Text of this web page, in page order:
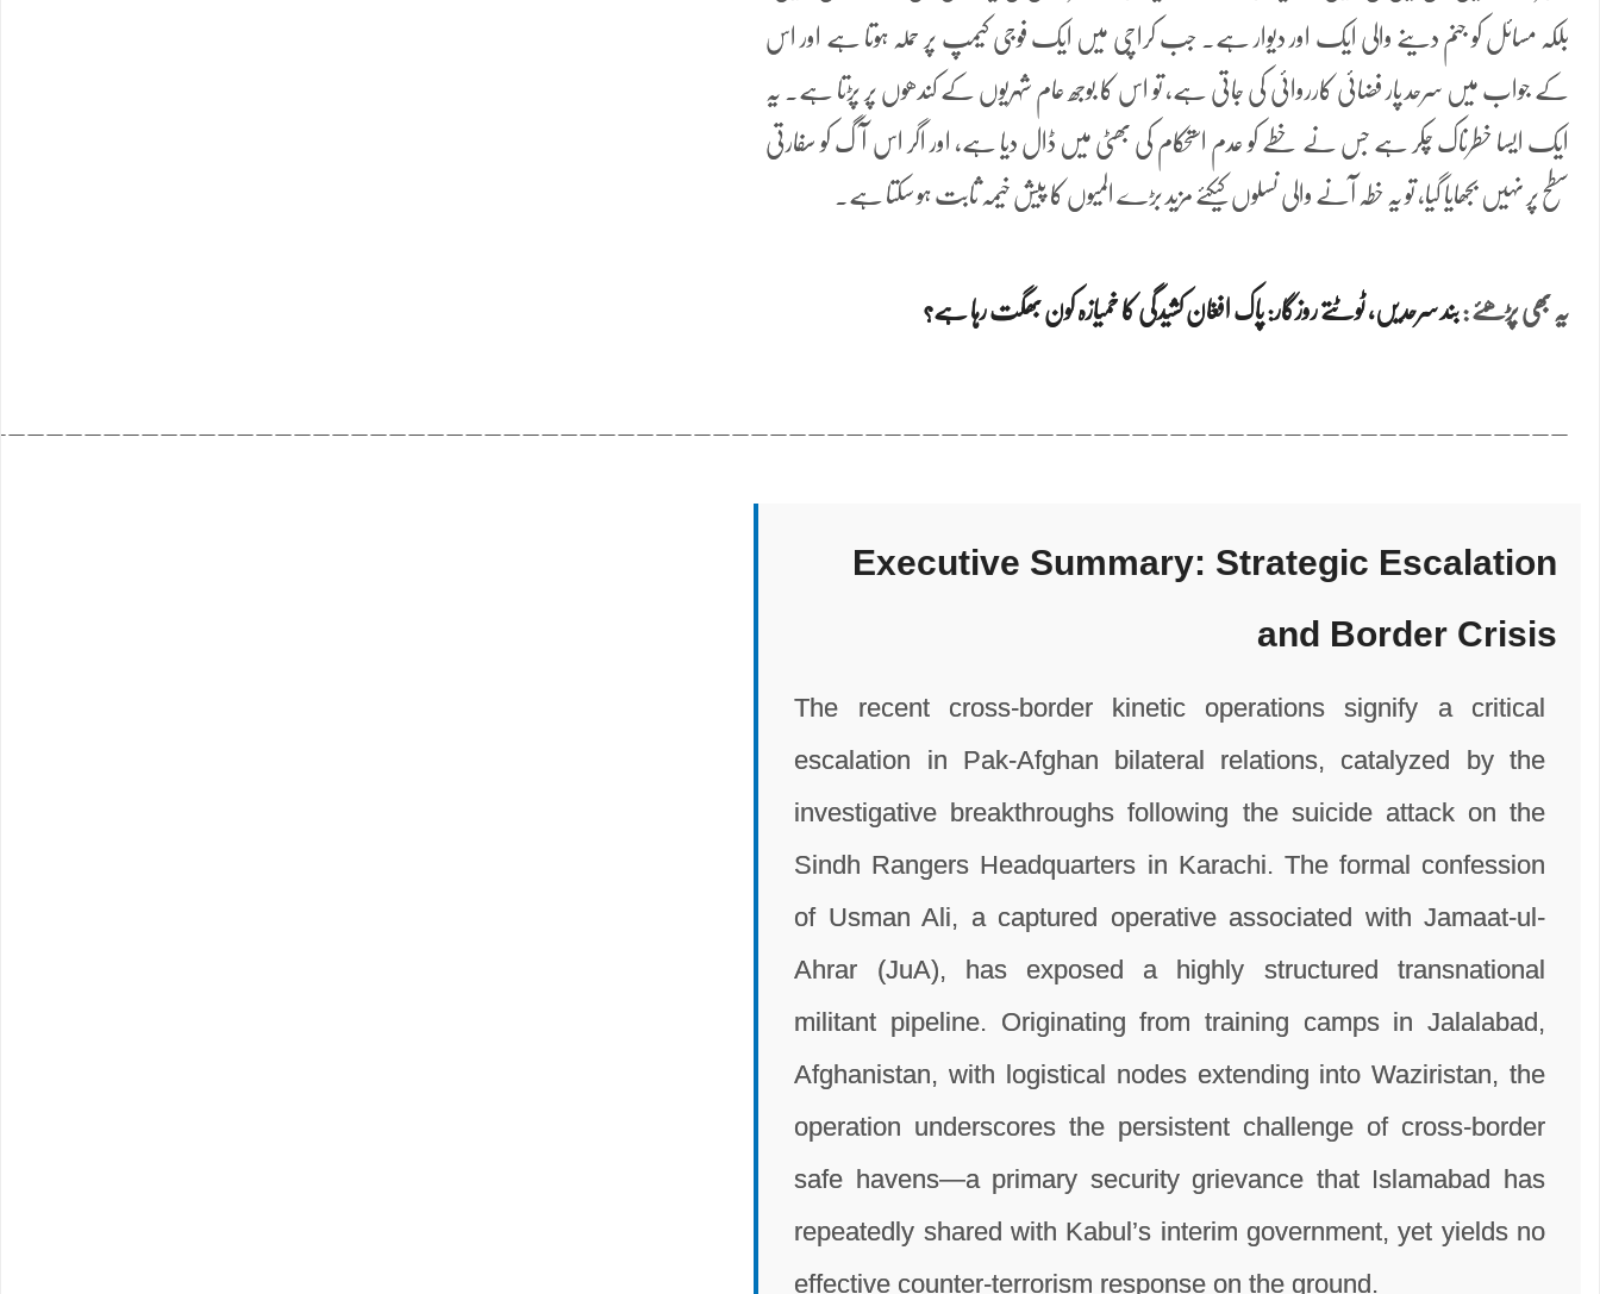
بلکہ مسائل کو جنم دینے والی ایک اور دیوار ہے۔ جب کراچی میں ایک فوجی کیمپ پر حملہ ہوتا ہے اور اس
کے جواب میں سرحد پار فضائی کارروائی کی جاتی ہے، تو اس کا بوجھ عام شہریوں کے کندھوں پر پڑتا ہے۔ یہ
ایک ایسا خطرناک چکر ہے جس نے خطے کو عدم استحکام کی بھٹی میں ڈال دیا ہے، اور اگر اس آگ کو سفارتی
سطح پر نہیں بجھایا گیا، تو یہ خطہ آنے والی نسلوں کیکئے مزید بڑے المیوں کا پیش خیمہ ثابت ہو سکتا ہے۔
یہ بھی پڑھئے :بند سرحدیں، ٹوٹتے روزگار: پاک افغان کشیدگی کا خمیازہ کون بھگت رہا ہے؟
Executive Summary: Strategic Escalation
and Border Crisis
The recent cross-border kinetic operations signify a critical
escalation in Pak-Afghan bilateral relations, catalyzed by the
investigative breakthroughs following the suicide attack on the
Sindh Rangers Headquarters in Karachi. The formal confession
of Usman Ali, a captured operative associated with Jamaat-ul-
Ahrar (JuA), has exposed a highly structured transnational
militant pipeline. Originating from training camps in Jalalabad,
Afghanistan, with logistical nodes extending into Waziristan, the
operation underscores the persistent challenge of cross-border
safe havens—a primary security grievance that Islamabad has
repeatedly shared with Kabul’s interim government, yet yields no
effective counter-terrorism response on the ground.